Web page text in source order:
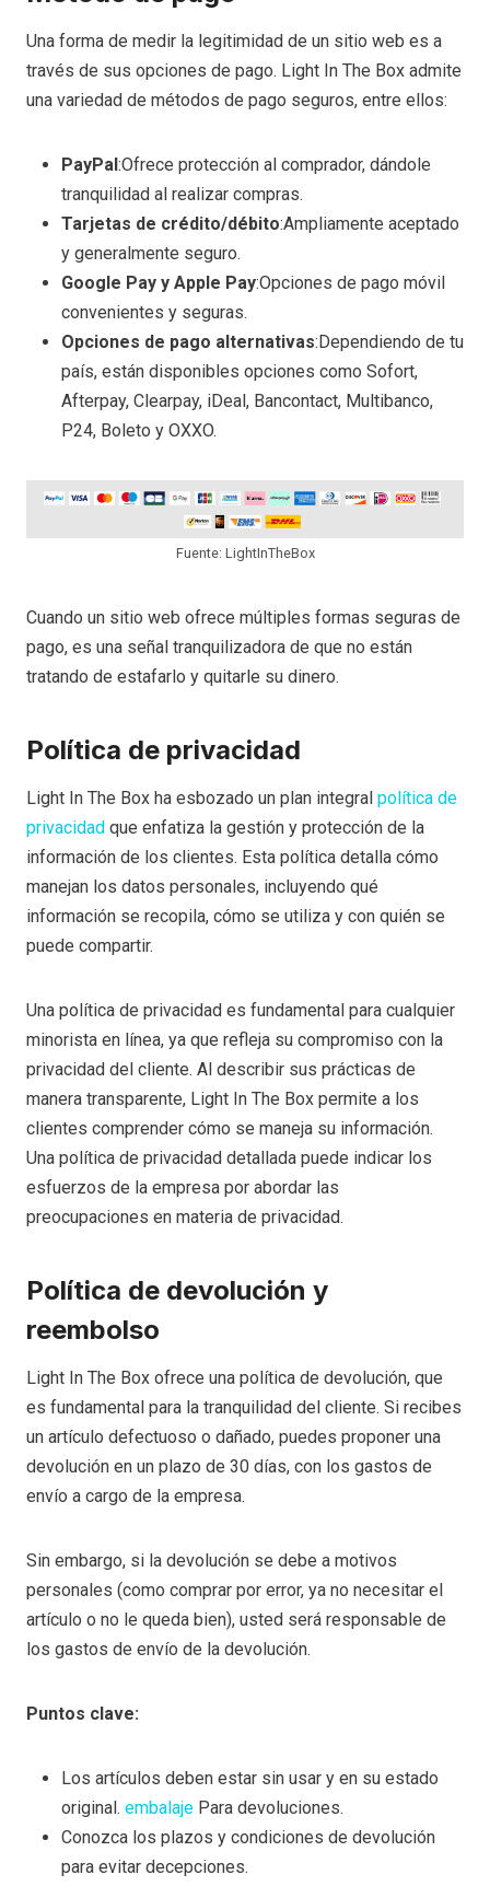
Una forma de medir la legitimidad de un sitio web es a
través de sus opciones de pago. Light In The Box admite
una variedad de métodos de pago seguros, entre ellos:
PayPal:Ofrece protección al comprador, dándole
tranquilidad al realizar compras.
Tarjetas de crédito/débito:Ampliamente aceptado
y generalmente seguro.
Google Pay y Apple Pay:Opciones de pago móvil
convenientes y seguras.
Opciones de pago alternativas:Dependiendo de tu
país, están disponibles opciones como Sofort,
Afterpay, Clearpay, iDeal, Bancontact, Multibanco,
P24, Boleto y OXXO.
Fuente: LightInTheBox
Cuando un sitio web ofrece múltiples formas seguras de
pago, es una señal tranquilizadora de que no están
tratando de estafarlo y quitarle su dinero.
Política de privacidad
Light In The Box ha esbozado un plan integral política de
privacidad que enfatiza la gestión y protección de la
información de los clientes. Esta política detalla cómo
manejan los datos personales, incluyendo qué
información se recopila, cómo se utiliza y con quién se
puede compartir.
Una política de privacidad es fundamental para cualquier
minorista en línea, ya que refleja su compromiso con la
privacidad del cliente. Al describir sus prácticas de
manera transparente, Light In The Box permite a los
clientes comprender cómo se maneja su información.
Una política de privacidad detallada puede indicar los
esfuerzos de la empresa por abordar las
preocupaciones en materia de privacidad.
Política de devolución y
reembolso
Light In The Box ofrece una política de devolución, que
es fundamental para la tranquilidad del cliente. Si recibes
un artículo defectuoso o dañado, puedes proponer una
devolución en un plazo de 30 días, con los gastos de
envío a cargo de la empresa.
Sin embargo, si la devolución se debe a motivos
personales (como comprar por error, ya no necesitar el
artículo o no le queda bien), usted será responsable de
los gastos de envío de la devolución.
Puntos clave:
Los artículos deben estar sin usar y en su estado
original. embalaje Para devoluciones.
Conozca los plazos y condiciones de devolución
para evitar decepciones.